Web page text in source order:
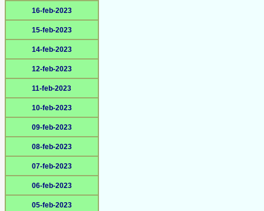
16-feb-2023
15-feb-2023
14-feb-2023
12-feb-2023
11-feb-2023
10-feb-2023
09-feb-2023
08-feb-2023
07-feb-2023
06-feb-2023
05-feb-2023